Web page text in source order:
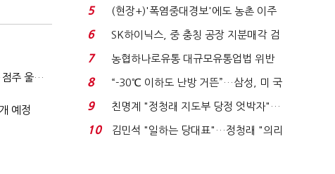
(SPC 민낯)③"일매출 280만원 찍어도 수익 제자리"…점주 울리는 '상시 할인'
예정
려주는데 우리는 ...
5
(현장+)'폭염중대경보'에도 농촌 이주
노동자는 강행군…'야...
6
SK하이닉스, 중 충칭 공장 지분매각 검
토?…“확정된 바...
7
농협하나로유통 대규모유통업법 위반
적발…공정위, 과...
8
“-30℃ 이하도 난방 거뜬”…삼성, 미 국
립연구소와 개...
9
친명계 "정청래 지도부 당정 엇박자"…
친청계 "신천지 오...
10
김민석 "일하는 당대표"…정청래 "의리